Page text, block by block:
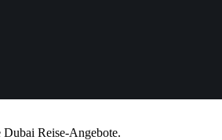
Reise-Angebote.